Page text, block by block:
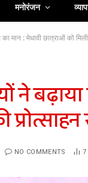
मनोरंजन
मान : मेधावी छात्राओं को
ने
NO COMMENTS 7